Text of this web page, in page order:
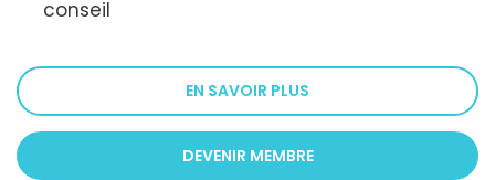
conseil
EN SAVOIR PLUS
DEVENIR MEMBRE